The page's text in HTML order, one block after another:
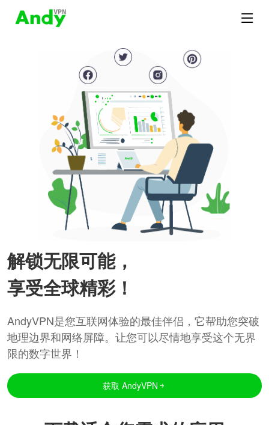
解锁无限可能，
享受全球精彩！
AndyVPN是您互联网体验的最佳伴侣，它帮助您突破
地理边界和网络屏障。让您可以尽情地享受这个无界
限的数字世界！
获取 AndyVPN